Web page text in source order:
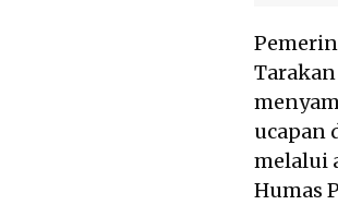
ucapan
melalui
Humas